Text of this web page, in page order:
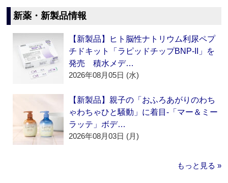
新薬・新製品情報
【新製品】ヒト脳性ナトリウム利尿ペプ
チドキット「ラピッドチップBNP-II」を
発売 積水メデ…
2026年08月05日 (水)
【新製品】親子の「おふろあがりのわち
ゃわちゃひと騒動」に着目‐「マー＆ミー
ラッテ」ボデ…
2026年08月03日 (月)
もっと見る »